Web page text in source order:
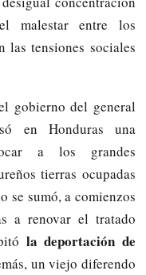
malestar entre los
las tensiones sociales
gobierno del general
en Honduras una
a los grandes
tierras ocupadas
se sumó, a comienzos
a renovar el tratado
la deportación de
un viejo diferendo